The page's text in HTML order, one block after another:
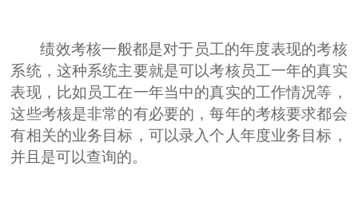
绩效考核一般都是对于员工的年度表现的考核
系统，这种系统主要就是可以考核员工一年的真实
表现，比如员工在一年当中的真实的工作情况等，
这些考核是非常的有必要的，每年的考核要求都会
有相关的业务目标，可以录入个人年度业务目标，
并且是可以查询的。